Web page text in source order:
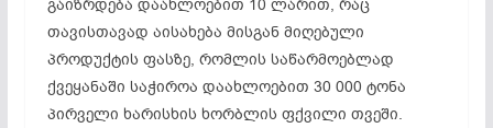
გაიზრდება დაახლოებით 10 ლარით, რაც
თავისთავად აისახება მისგან მიღებული
პროდუქტის ფასზე, რომლის საწარმოებლად
ქვეყანაში საჭიროა დაახლოებით 30 000 ტონა
პირველი ხარისხის ხორბლის ფქვილი თვეში.